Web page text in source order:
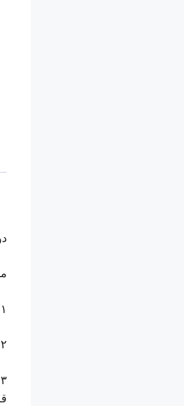
١) أنواع البشرات
٢) الزيوت المناسبة لكل نوع بشرة
٣) قاعدات صابون الغليسرين